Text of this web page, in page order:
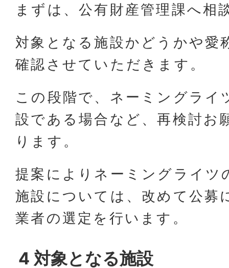
まずは、公有財産管理課へ相
対象となる施設かどうかや愛
確認させていただきます。
この段階で、ネーミングライ
設である場合など、再検討お
ります。
提案によりネーミングライツ
施設については、改めて公募
業者の選定を行います。
4 対象となる施設